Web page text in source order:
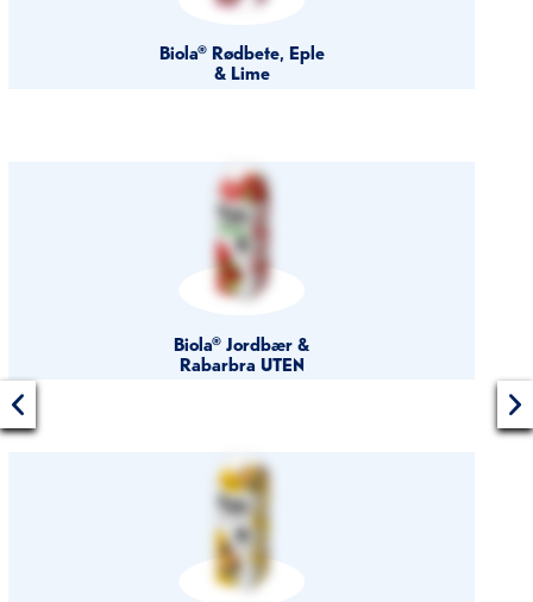
Biola® Rødbete, Eple
& Lime
Biola® Jordbær &
Rabarbra UTEN